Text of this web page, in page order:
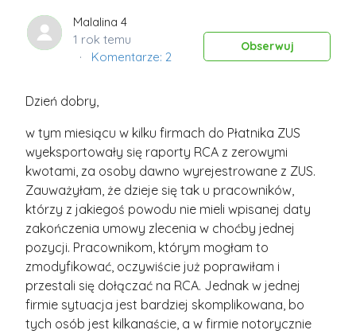
Malalina 4
1 rok temu
Komentarze: 2
Obserwuj
Dzień dobry,
w tym miesiącu w kilku firmach do Płatnika ZUS
wyeksportowały się raporty RCA z zerowymi
kwotami, za osoby dawno wyrejestrowane z ZUS.
Zauważyłam, że dzieje się tak u pracowników,
którzy z jakiegoś powodu nie mieli wpisanej daty
zakończenia umowy zlecenia w choćby jednej
pozycji. Pracownikom, którym mogłam to
zmodyfikować, oczywiście już poprawiłam i
przestali się dołączać na RCA. Jednak w jednej
firmie sytuacja jest bardziej skomplikowana, bo
tych osób jest kilkanaście, a w firmie notorycznie